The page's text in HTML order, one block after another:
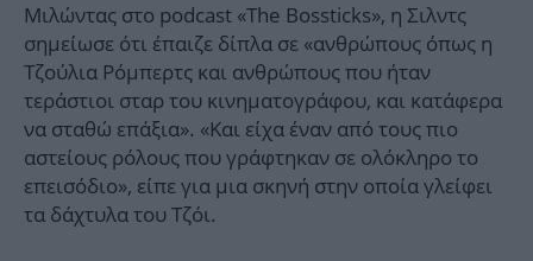
Μιλώντας στο podcast «The Bossticks», η Σιλντς
σημείωσε ότι έπαιζε δίπλα σε «ανθρώπους όπως η
Τζούλια Ρόμπερτς και ανθρώπους που ήταν
τεράστιοι σταρ του κινηματογράφου, και κατάφερα
να σταθώ επάξια». «Και είχα έναν από τους πιο
αστείους ρόλους που γράφτηκαν σε ολόκληρο το
επεισόδιο», είπε για μια σκηνή στην οποία γλείφει
τα δάχτυλα του Τζόι.